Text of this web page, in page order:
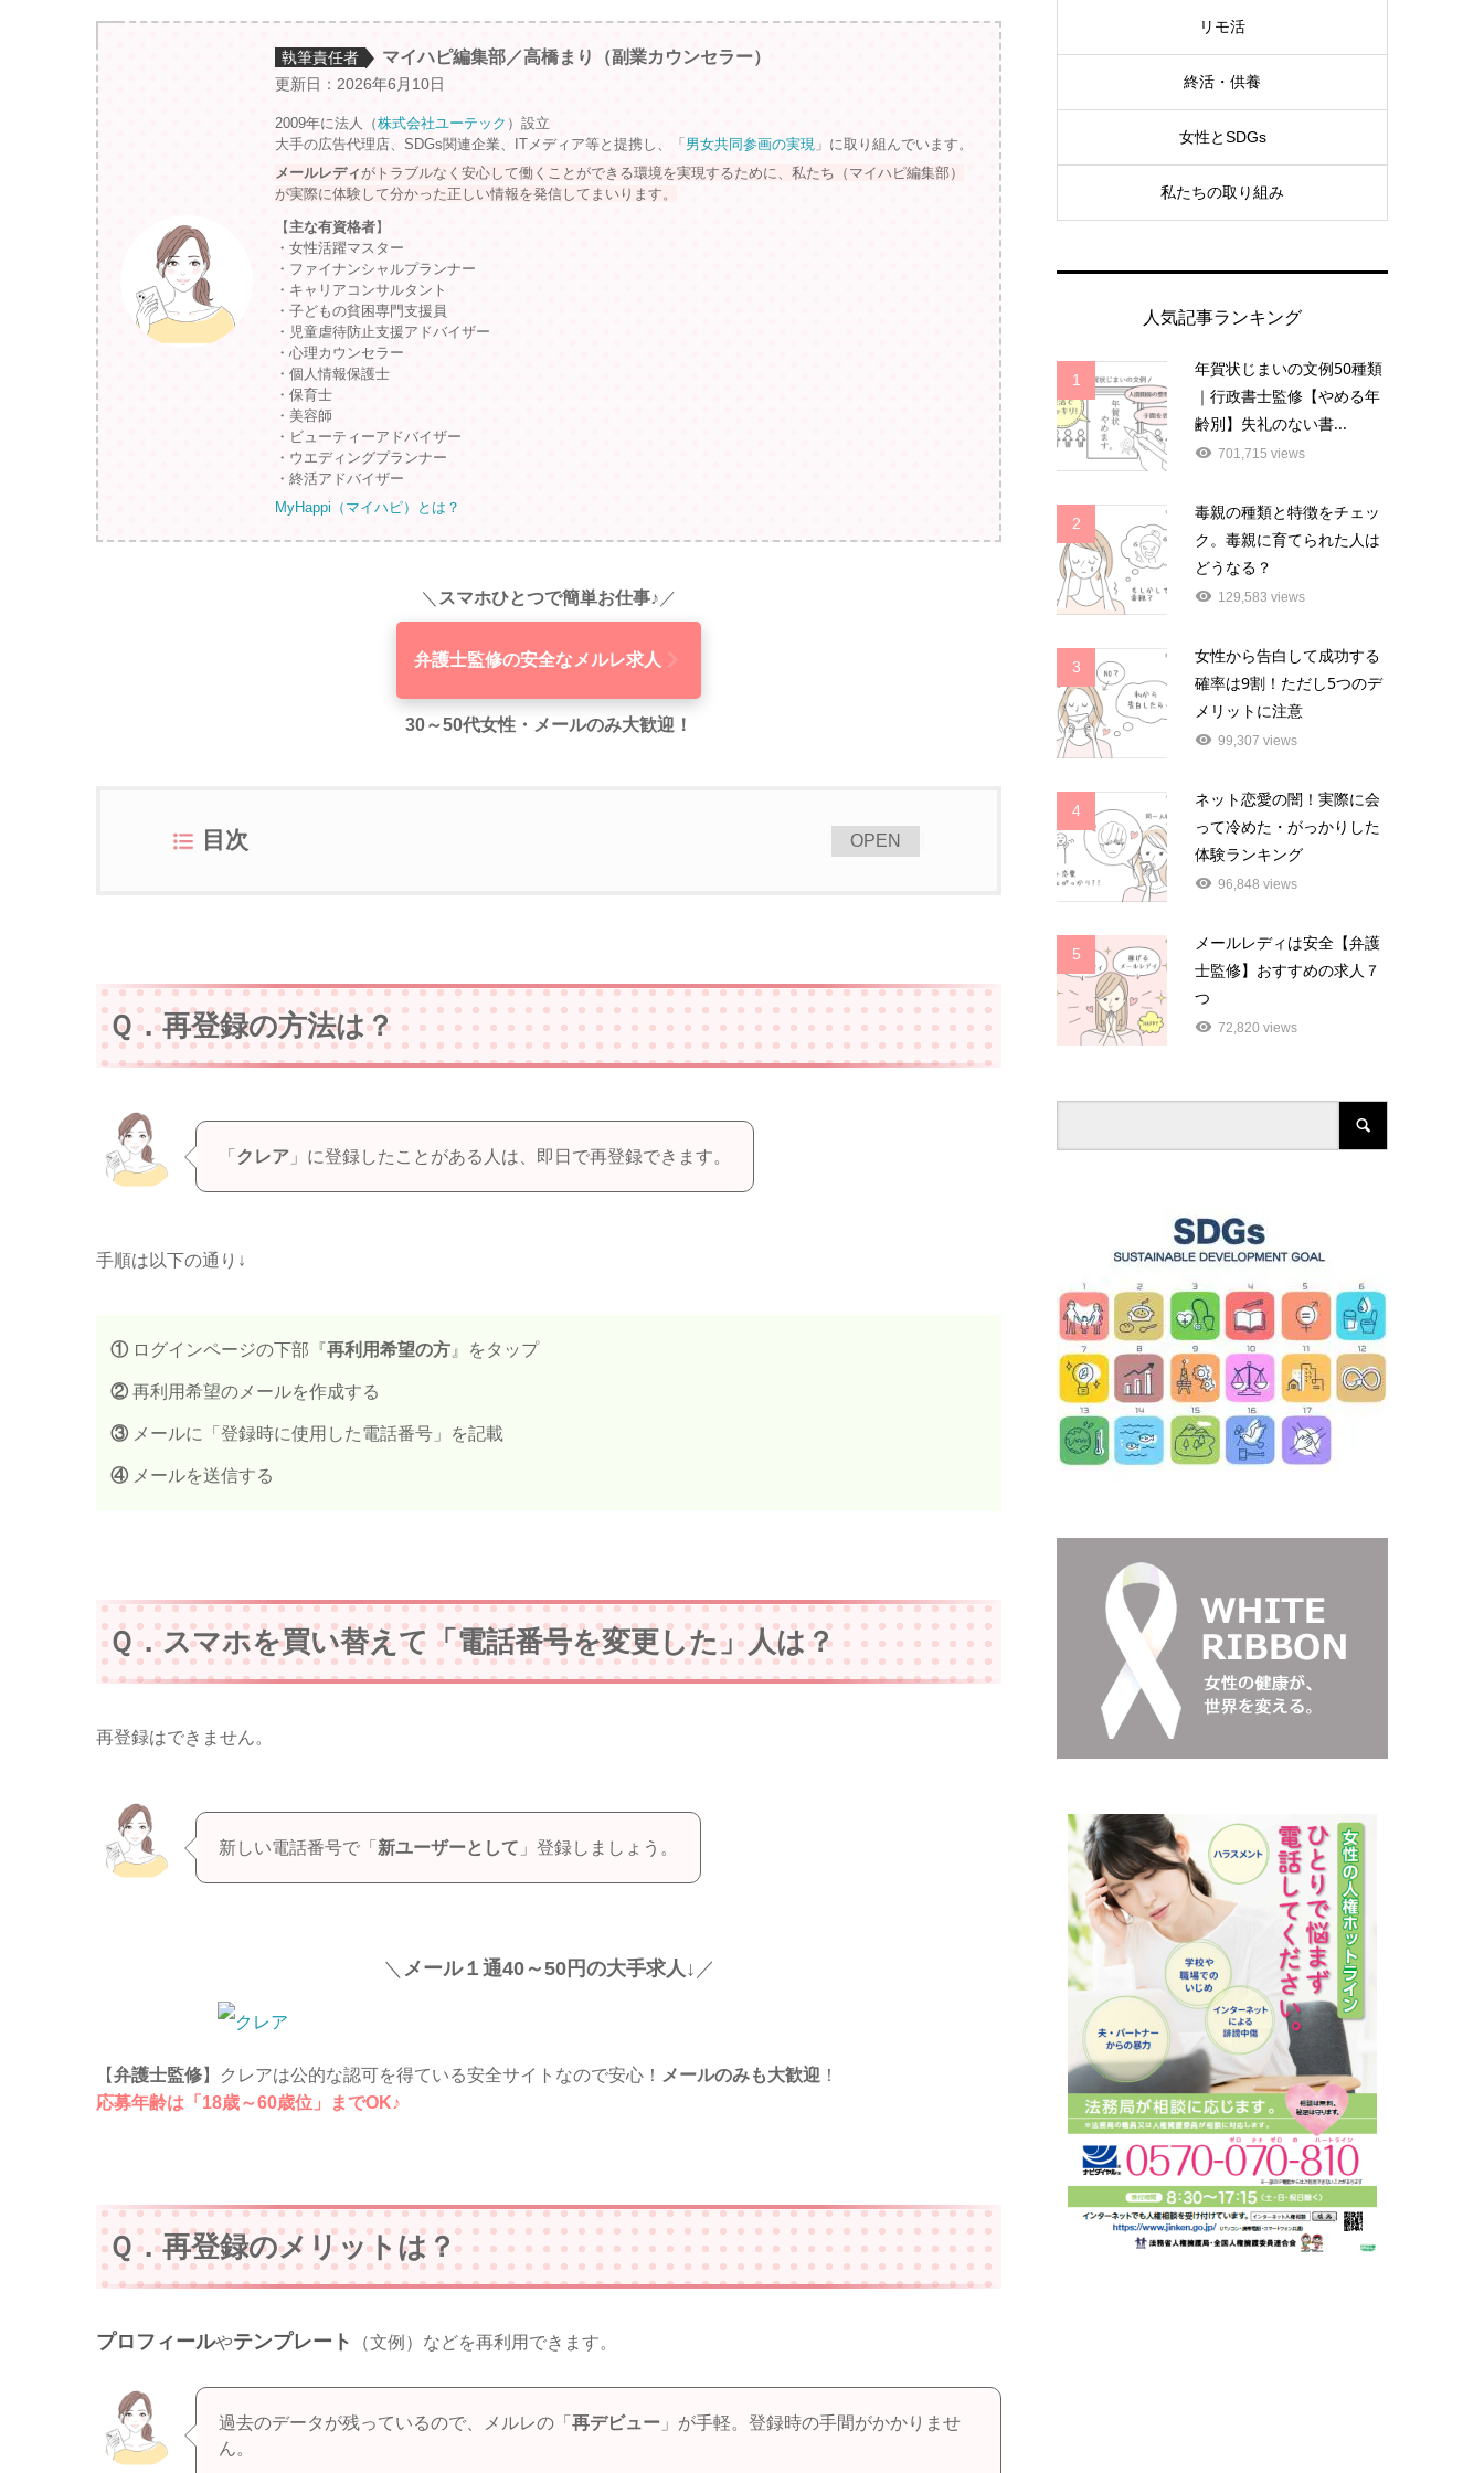
執筆責任者 マイハピ編集部／高橋まり（副業カウンセラー）
更新日：2026年6月10日
2009年に法人（株式会社ユーテック ）設立
大手の広告代理店、SDGs関連企業、ITメディア等と提携し、「 男女共同参画の実現 」に取り組んでいます。
メールレディ がトラブルなく安心して働くことができる環境を実現するために、私たち（マイハピ編集部）
が実際に体験して分かった正しい情報を発信してまいります。
【主な有資格者】
・女性活躍マスター
・ファイナンシャルプランナー
・キャリアコンサルタント
・子どもの貧困専門支援員
・児童虐待防止支援アドバイザー
・心理カウンセラー
・個人情報保護士
・保育士
・美容師
・ビューティーアドバイザー
・ウエディングプランナー
・終活アドバイザー
MyHappi（マイハピ）とは？
＼ スマホひとつで簡単お仕事♪ ／
弁護士監修の安全なメルレ求人
30～50代女性・メールのみ大歓迎！
目次 OPEN
Ｑ．再登録の方法は？
「 クレア 」に登録したことがある人は、即日で再登録できます。
手順は以下の通り↓
① ログインページの下部『再利用希望の方』をタップ
② 再利用希望のメールを作成する
③ メールに「登録時に使用した電話番号」を記載
④ メールを送信する
Ｑ．スマホを買い替えて「電話番号を変更した」人は？
再登録はできません。
新しい電話番号で「 新ユーザーとして 」登録しましょう。
＼ メール１通40～50円の大手求人↓ ／
【弁護士監修】クレアは公的な認可を得ている安全サイトなので安心！ メールのみも大歓迎 ！
応募年齢は「18歳～60歳位」までOK♪
Ｑ．再登録のメリットは？
プロフィールやテンプレート （文例）などを再利用できます。
過去のデータが残っているので、メルレの「 再デビュー 」が手軽。登録時の手間がかかりませ
ん。
リモ活
終活・供養
女性とSDGs
私たちの取り組み
人気記事ランキング
1
年賀状じまいの文例50種類
｜行政書士監修【やめる年
齢別】失礼のない書...
701,715 views
2
毒親の種類と特徴をチェッ
ク。毒親に育てられた人は
どうなる？
129,583 views
3
女性から告白して成功する
確率は9割！ただし5つのデ
メリットに注意
99,307 views
4
ネット恋愛の闇！実際に会
って冷めた・がっかりした
体験ランキング
96,848 views
5
メールレディは安全【弁護
士監修】おすすめの求人７
つ
72,820 views